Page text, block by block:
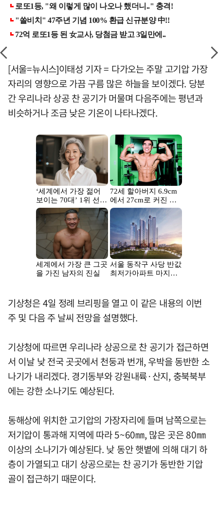
[서울=뉴시스]이태성 기자 = 다가오는 주말 고기압 가장
자리의 영향으로 가끔 구름 많은 하늘을 보이겠다. 당분
간 우리나라 상공 찬 공기가 머물며 다음주에는 평년과
비슷하거나 조금 낮은 기온이 나타나겠다.
기상청은 4일 정례 브리핑을 열고 이 같은 내용의 이번
주 및 다음 주 날씨 전망을 설명했다.
기상청에 따르면 우리나라 상공으로 찬 공기가 접근하면
서 이날 낮 전국 곳곳에서 천둥과 번개, 우박을 동반한 소
나기가 내리겠다. 경기동부와 강원내륙·산지, 충북북부
에는 강한 소나기도 예상된다.
동해상에 위치한 고기압의 가장자리에 들며 남쪽으로는
저기압이 통과해 지역에 따라 5~60㎜, 많은 곳은 80㎜
이상의 소나기가 예상된다. 낮 동안 햇볕에 의해 대기 하
층이 가열되고 대기 상공으로는 찬 공기가 동반한 기압
골이 접근하기 때문이다.